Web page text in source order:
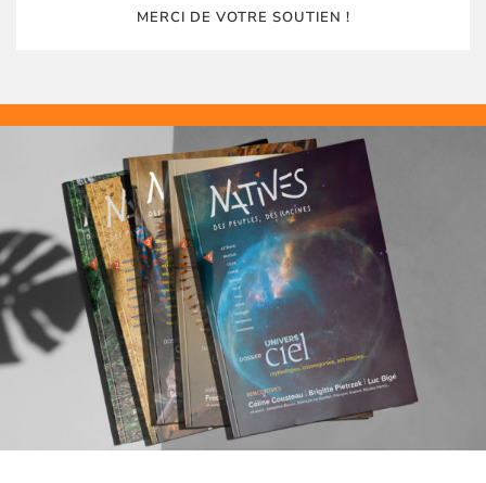
MERCI DE VOTRE SOUTIEN !